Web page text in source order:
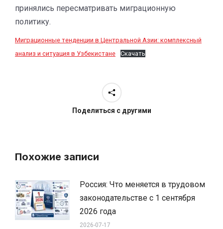
принялись пересматривать миграционную
политику.
Миграционные тенденции в Центральной Азии: комплексный
анализ и ситуация в Узбекистане
Скачать
Поделиться с другими
Похожие записи
Россия: Что меняется в трудовом
законодательстве с 1 сентября
2026 года
2026-07-17